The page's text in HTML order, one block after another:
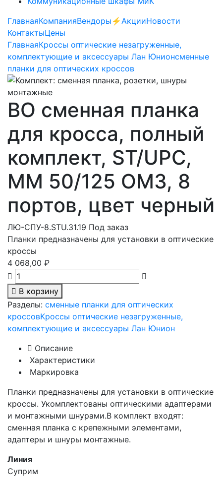
ГлавнаяКомпанияВендоры ⚡️АкцииНовости
КонтактыЦены
ГлавнаяКроссы оптические незагруженные,
комплектующие и аксессуары Лан Юнионсменные
планки для оптических кроссов
ВО сменная планка
для кросса, полный
комплект, ST/UPC,
MM 50/125 OM3, 8
портов, цвет черный
ЛЮ-СПУ-8.STU.31.19 Под заказ
Планки предназначены для установки в оптические
кроссы
4 068,00 ₽
В корзину
Разделы: сменные планки для оптических
кроссовКроссы оптические незагруженные,
комплектующие и аксессуары Лан Юнион
Описание
Характеристики
Маркировка
Планки предназначены для установки в оптические
кроссы. Укомплектованы оптическими адаптерами
и монтажными шнурами.В комплект входят:
сменная планка с крепежными элементами,
адаптеры и шнуры монтажные.
Линия
Суприм